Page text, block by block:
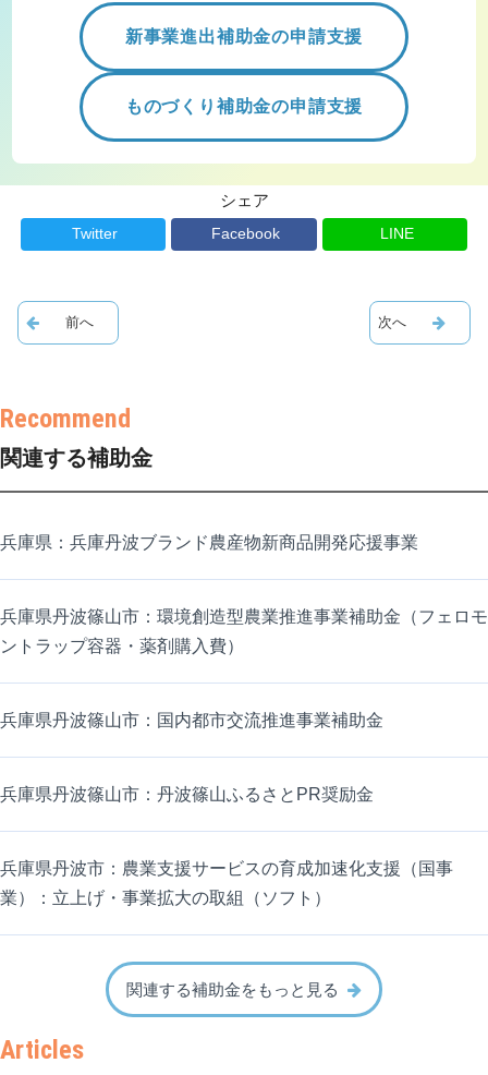
新事業進出補助金の申請支援
ものづくり補助金の申請支援
シェア
Twitter Facebook LINE
関連する補助金
兵庫県：兵庫丹波ブランド農産物新商品開発応援事業
兵庫県丹波篠山市：環境創造型農業推進事業補助金（フェロモ
ントラップ容器・薬剤購入費）
兵庫県丹波篠山市：国内都市交流推進事業補助金
兵庫県丹波篠山市：丹波篠山ふるさとPR奨励金
兵庫県丹波市：農業支援サービスの育成加速化支援（国事
業）：立上げ・事業拡大の取組（ソフト）
関連する補助金をもっと見る